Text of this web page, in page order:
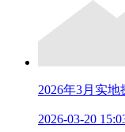
2026年3月实
2026-03-20